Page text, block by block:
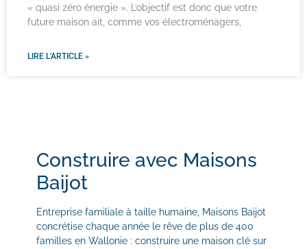
« quasi zéro énergie ». L’objectif est donc que votre
future maison ait, comme vos électroménagers,
LIRE L'ARTICLE »
Construire avec Maisons
Baijot
Entreprise familiale à taille humaine, Maisons Baijot
concrétise chaque année le rêve de plus de 400
familles en Wallonie : construire une maison clé sur